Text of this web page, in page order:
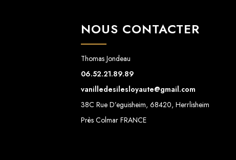
NOUS CONTACTER
Thomas Jondeau
06.52.21.89.89
vanilledesilesloyaute@gmail.com
38C Rue D’eguisheim, 68420, Herrlisheim
Près Colmar FRANCE